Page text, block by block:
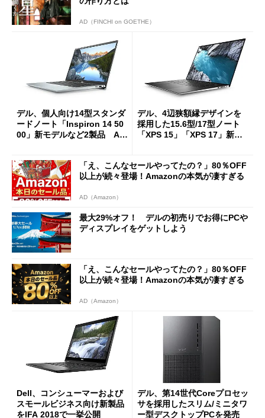
AD（FINCHI on GOETHE）
デル、個人向け14型スタンダ
ードノート「Inspiron 14 50
00」新モデルなど2製品 AM
デル、4辺狭額縁デザインを
採用した15.6型/17型ノート
「XPS 15」「XPS 17」新モ
「え、こんなセールやってたの？」80％OFF
以上が続々登場！Amazonの本気が凄すぎる
AD（Amazon）
最大29%オフ！ デルの初売りでお得にPCや
ディスプレイをゲットしよう
「え、こんなセールやってたの？」80％OFF
以上が続々登場！Amazonの本気が凄すぎる
AD（Amazon）
Dell、コンシューマーおよび
スモールビジネス向け新製品
をIFA 2018で一挙公開
デル、第14世代Coreプロセッ
サを採用したスリム/ミニタワ
ー型デスクトップPCを発売